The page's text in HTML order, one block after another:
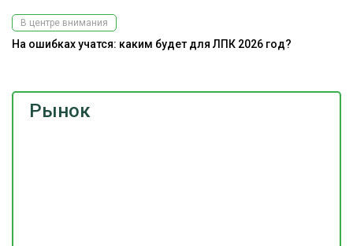
Рынок
В центре внимания
На ошибках учатся: каким будет для ЛПК 2026 год?